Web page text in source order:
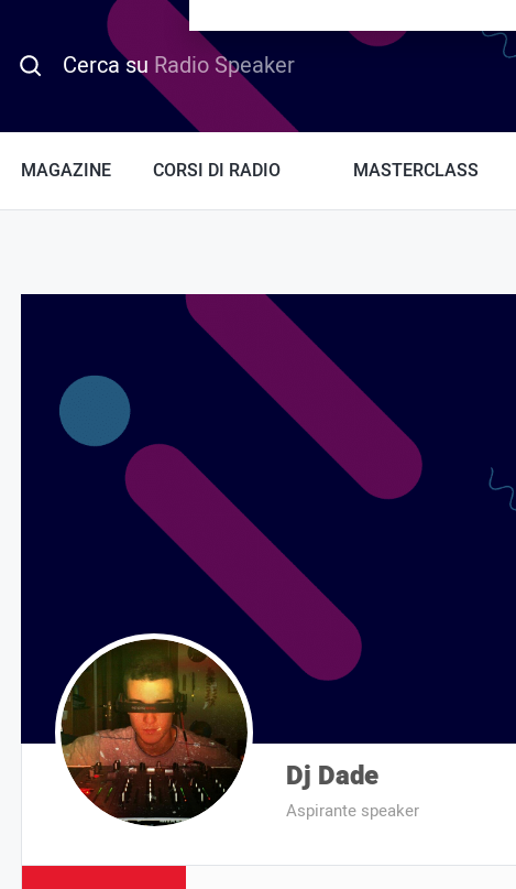
Cerca su Radio Speaker
MAGAZINE CORSI DI RADIO MASTERCLASS
Dj Dade
Aspirante speaker